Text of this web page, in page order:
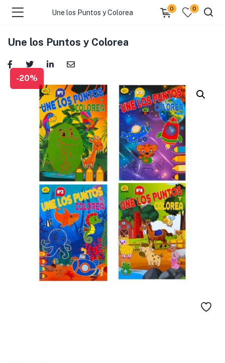
Une los Puntos y Colorea
0 0
Une los Puntos y Colorea
-20%